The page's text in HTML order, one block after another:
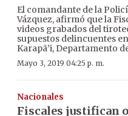
El comandante de la
Vázquez, afirmó que la
videos grabados del
supuestos delincuentes
Karapã’i, Departamento
Mayo 3, 2019 04:25 p. m.
Nacionales
Fiscales justifican